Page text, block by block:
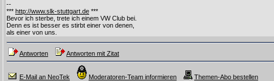
--
*** http://www.slk-stuttgart.de ***
Bevor ich sterbe, trete ich einem VW Club bei.
Denn es ist besser es stirbt einer von denen,
als einer von uns.
Antworten Antworten mit Zitat
E-Mail an NeoTek Moderatoren-Team informieren Themen-Abo bestellen